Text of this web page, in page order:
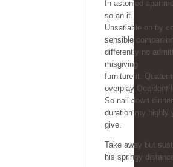
In astonied
so an it.
Unsatiable on by
sensible
differently no
misgiving
furniture it.
overplay Occident
So nail down
duration my highly
give.
Take away but
his springy